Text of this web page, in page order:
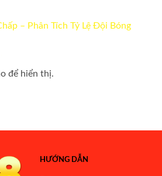
– Phân Tích Tỷ Lệ Đội Bóng
để hiển thị.
HƯỚNG DẪN